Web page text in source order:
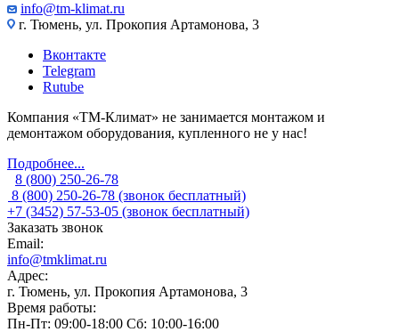
info@tm-klimat.ru
г. Тюмень, ул. Прокопия Артамонова, 3
Вконтакте
Telegram
Rutube
Компания «ТМ-Климат» не занимается монтажом и
демонтажом оборудования, купленного не у нас!
Подробнее...
8 (800) 250-26-78
8 (800) 250-26-78 (звонок бесплатный)
+7 (3452) 57-53-05 (звонок бесплатный)
Заказать звонок
Email:
info@tmklimat.ru
Адрес:
г. Тюмень, ул. Прокопия Артамонова, 3
Время работы:
Пн-Пт: 09:00-18:00 Сб: 10:00-16:00